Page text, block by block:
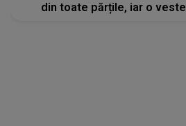
din toate părțile, iar o veste